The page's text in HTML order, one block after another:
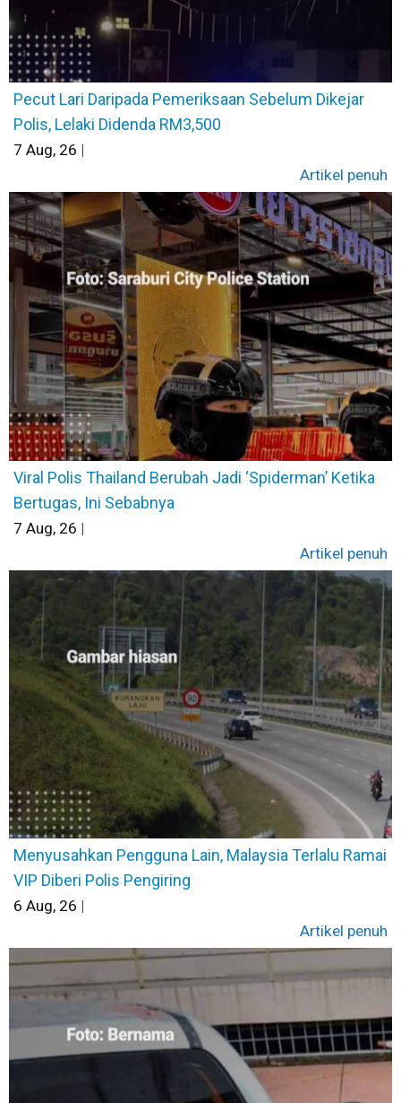
Pecut Lari Daripada Pemeriksaan Sebelum Dikejar
Polis, Lelaki Didenda RM3,500
7 Aug, 26 |
Artikel penuh
Viral Polis Thailand Berubah Jadi ‘Spiderman’ Ketika
Bertugas, Ini Sebabnya
7 Aug, 26 |
Artikel penuh
Menyusahkan Pengguna Lain, Malaysia Terlalu Ramai
VIP Diberi Polis Pengiring
6 Aug, 26 |
Artikel penuh